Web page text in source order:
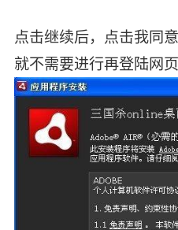
点击继续后，点击我同
就不需要进行再登陆网